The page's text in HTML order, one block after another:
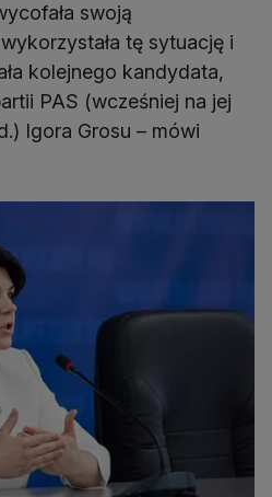
swoją
tę sytuację i
kolejnego kandydata,
PAS (wcześniej na jej
Igora Grosu – mówi